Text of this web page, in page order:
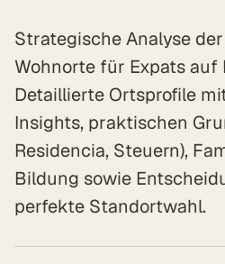
Strategische Analyse
Wohnorte für Expats auf
Detaillierte Ortsprofile
Insights, praktischen
Residencia, Steuern),
Bildung sowie
perfekte Standortwahl.